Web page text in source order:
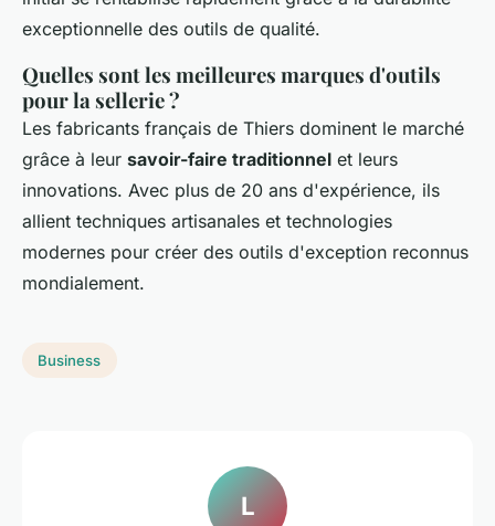
exceptionnelle des outils de qualité.
Quelles sont les meilleures marques d'outils
pour la sellerie ?
Les fabricants français de Thiers dominent le marché
grâce à leur savoir-faire traditionnel et leurs
innovations. Avec plus de 20 ans d'expérience, ils
allient techniques artisanales et technologies
modernes pour créer des outils d'exception reconnus
mondialement.
Business
L